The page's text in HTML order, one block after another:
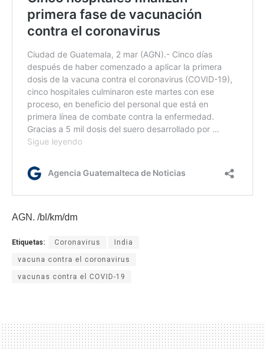
AGN. /bl/km/dm
Etiquetas: Coronavirus India
vacuna contra el coronavirus
vacunas contra el COVID-19